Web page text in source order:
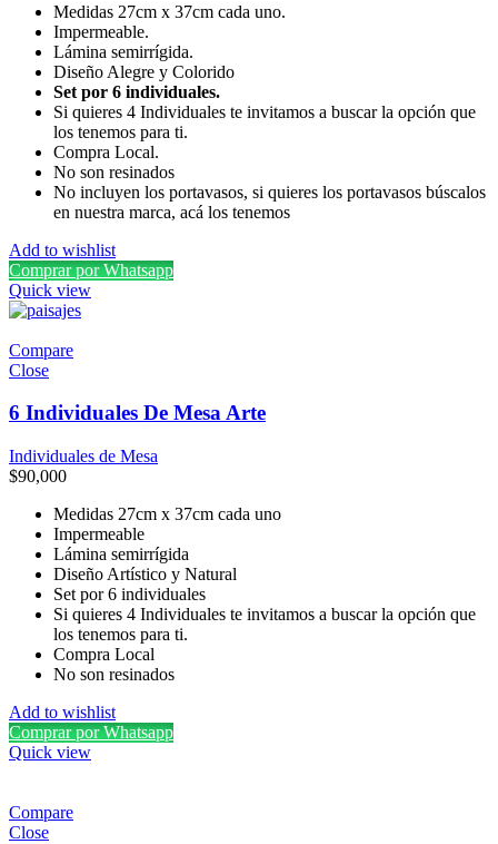
Medidas 27cm x 37cm cada uno.
Impermeable.
Lámina semirrígida.
Diseño Alegre y Colorido
Set por 6 individuales.
Si quieres 4 Individuales te invitamos a buscar la opción que
los tenemos para ti.
Compra Local.
No son resinados
No incluyen los portavasos, si quieres los portavasos búscalos
en nuestra marca, acá los tenemos
Add to wishlist
Comprar por Whatsapp
Quick view
Compare
Close
6 Individuales De Mesa Arte
Individuales de Mesa
$90,000
Medidas 27cm x 37cm cada uno
Impermeable
Lámina semirrígida
Diseño Artístico y Natural
Set por 6 individuales
Si quieres 4 Individuales te invitamos a buscar la opción que
los tenemos para ti.
Compra Local
No son resinados
Add to wishlist
Comprar por Whatsapp
Quick view
Compare
Close